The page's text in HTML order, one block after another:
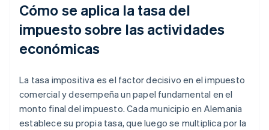
Cómo se aplica la tasa del
impuesto sobre las actividades
económicas
La tasa impositiva es el factor decisivo en el impuesto
comercial y desempeña un papel fundamental en el
monto final del impuesto. Cada municipio en Alemania
establece su propia tasa, que luego se multiplica por la